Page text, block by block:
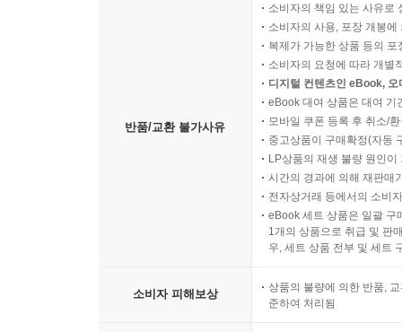
반품/교환 불가사유
소비자의 책임 있는 사유로
소비자의 사용, 포장 개봉
복제가 가능한 상품 등의
소비자의 요청에 따라 개별
디지털 컨텐츠인 eBook,
eBook 대여 상품은 대여 기
모바일 쿠폰 등록 후 취소/
중고상품이 구매확정(자동
LP상품의 재생 불량 원인
시간의 경과에 의해 재판매
전자상거래 등에서의 소비
eBook 세트 상품은 일괄 구
1개의 상품으로 취급 및 판
우, 세트 상품 전부 및 세트
소비자 피해보상
상품의 불량에 의한 반품,
준하여 처리됨